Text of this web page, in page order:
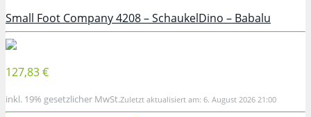
Small Foot Company 4208 – SchaukelDino – Babalu
127,83 €
inkl. 19% gesetzlicher MwSt.Zuletzt aktualisiert am: 6. August 2026 21:00